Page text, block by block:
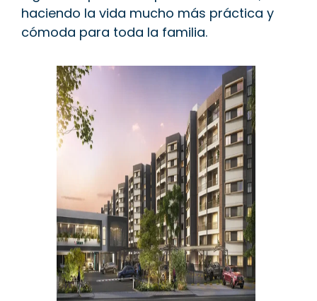
haciendo la vida mucho más práctica y
cómoda para toda la familia.